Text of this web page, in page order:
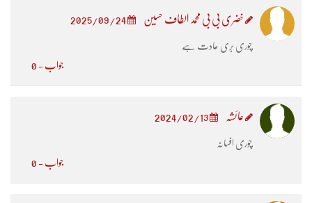
خضری بی بی محمد الطاف حسین 2025/09/24
چوری بری عادت ہے
جواب - 0
عائشہ 2024/02/13
چوری افسانہ
جواب - 0